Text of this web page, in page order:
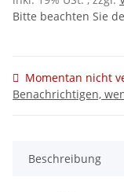
Bitte beachten Sie
Momentan nicht
Benachrichtigen,
Beschreibung